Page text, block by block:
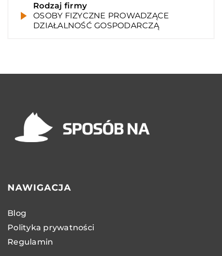
Rodzaj firmy
OSOBY FIZYCZNE PROWADZĄCE
DZIAŁALNOŚĆ GOSPODARCZĄ
NAWIGACJA
Blog
Polityka prywatności
Regulamin